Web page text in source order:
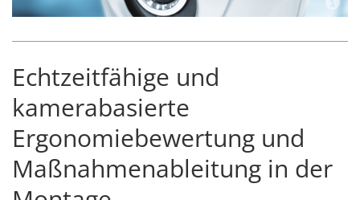
Echtzeitfähige und
kamerabasierte
Ergonomiebewertung und
Maßnahmenableitung in der